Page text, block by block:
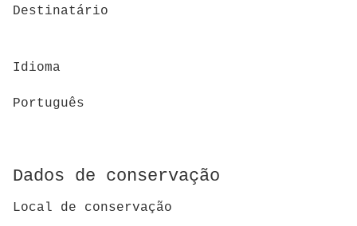
Destinatário
Idioma
Português
Dados de conservação
Local de conservação